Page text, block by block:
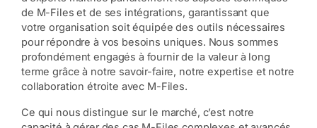
de M-Files et de ses intégrations, garantissant que
votre organisation soit équipée des outils nécessaires
pour répondre à vos besoins uniques. Nous sommes
profondément engagés à fournir de la valeur à long
terme grâce à notre savoir-faire, notre expertise et notre
collaboration étroite avec M-Files.
Ce qui nous distingue sur le marché, c’est notre